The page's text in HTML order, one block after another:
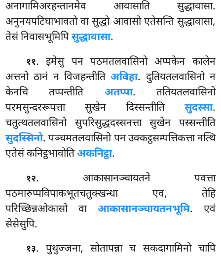
अनागामिअरहन्तानमेव आवासाति सुद्धावासा.
अनुनयपटिघाभावतो वा सुद्धो आवासो एतेसन्ति सुद्धावासा,
तेसं निवासभूमिपिसुद्धावासा.
११. इमेसु पन पठमतलवासिनो अप्पकेन कालेन
अत्तनो ठानं न विजहन्तीतिअविहा. दुतियतलवासिनो न
केनचि तप्पन्तीति अतप्पा. ततियतलवासिनो
परमसुन्दररूपत्ता सुखेन दिस्सन्तीति सुदस्सा.
चतुत्थतलवासिनो सुपरिसुद्धदस्सनत्ता सुखेन पस्सन्तीति
सुदस्सिनो. पञ्चमतलवासिनो पन उक्कट्ठसम्पत्तिकत्ता नत्थि
एतेसं कनिट्ठभावोतिअकनिट्ठा.
१२. आकासानञ्चायतने पवत्ता
पठमारुप्पविपाकभूतचतुक्खन्धा एव, तेहि
परिच्छिन्नओकासो वा आकासानञ्चायतनभूमि. एवं
सेसेसुपि.
१३. पुथुज्जना, सोतापन्ना च सकदागामिनो चापि